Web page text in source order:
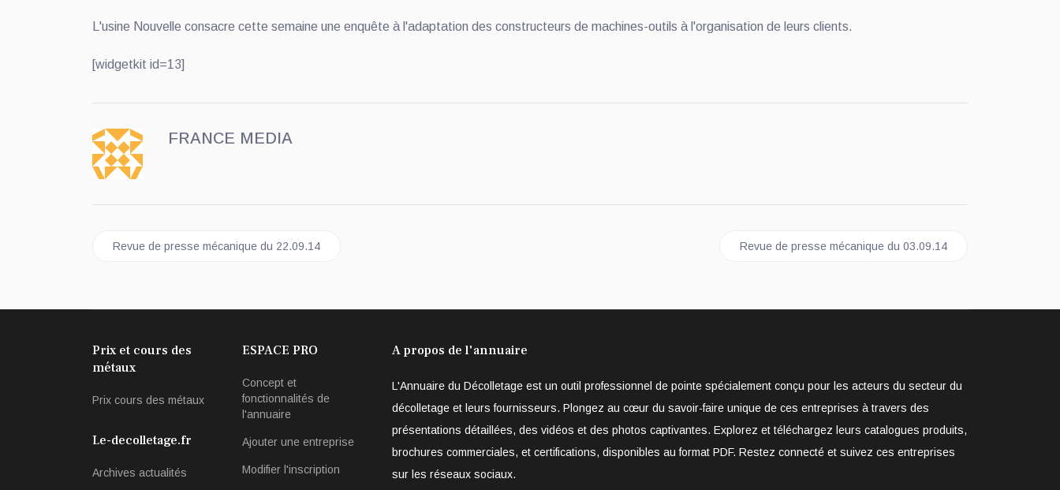
L'usine Nouvelle consacre cette semaine une enquête à l'adaptation des constructeurs de machines-outils à l'organisation de leurs clients.
[widgetkit id=13]
FRANCE MEDIA
Article précédent : Revue de presse mécanique du 22.09.14
Revue de presse mécanique du 22.09.14 Article suivant : Revue de presse mécanique du 03.09.14
Revue de presse mécanique du 03.09.14
Prix et cours des
métaux
Prix cours des métaux
Le-decolletage.fr
Archives actualités
ESPACE PRO
Concept et
fonctionnalités de
l'annuaire
Ajouter une entreprise
Modifier l'inscription
A propos de l'annuaire
L'Annuaire du Décolletage est un outil professionnel de pointe spécialement conçu pour les acteurs du secteur du
décolletage et leurs fournisseurs. Plongez au cœur du savoir-faire unique de ces entreprises à travers des
présentations détaillées, des vidéos et des photos captivantes. Explorez et téléchargez leurs catalogues produits,
brochures commerciales, et certifications, disponibles au format PDF. Restez connecté et suivez ces entreprises
sur les réseaux sociaux.